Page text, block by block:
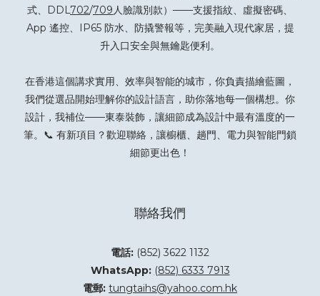
式、DDL702/709人臉識別款）——支援指紋、虛擬密碼、
App 遙控、IP65 防水、防撬警報等，完美融入現代家居，提
升入口安全與無鑰匙便利。
在香港這個講求實用、效率與智能的城市，你負責描繪藍圖，
我們從選品開始理解你的設計語言，助你落地每一個構想。你
設計，我補位——東泰裝飾，讓細節成為設計中最有溫度的一
筆。📞 有新項目？歡迎聯絡 ，讓櫥櫃、趟門、電力與智能門鎖
細節更出色！
聯絡我們
電話: (852) 3622 1132
WhatsApp: (852) 6333 7913
電郵: tungtaihs@yahoo.com.hk